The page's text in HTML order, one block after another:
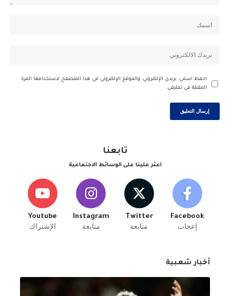
احفظ اسمي، بريدي الإلكتروني، والموقع الإلكتروني في هذا المتصفح لاستخدامها المرة
المقبلة في تعليقي.
تابعنا
اعثر علينا على الوسائط الاجتماعية
Facebook
إعجاب
Twitter
متابعة
Instagram
متابعة
Youtube
الإشتراك
أخبار شعبية